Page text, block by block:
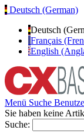
Deutsch (German)
Deutsch
Français
English
Menü Suche
Sie haben keine
Suche: